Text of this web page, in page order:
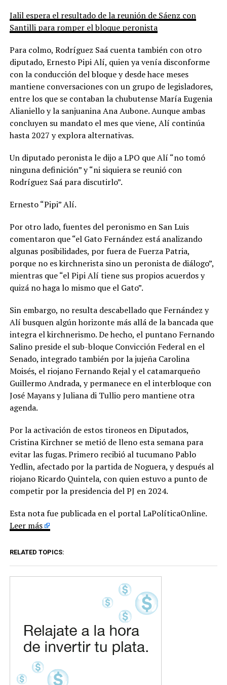
Jalil espera el resultado de la reunión de Sáenz con
Santilli para romper el bloque peronista
Para colmo, Rodríguez Saá cuenta también con otro
diputado, Ernesto Pipi Alí, quien ya venía disconforme
con la conducción del bloque y desde hace meses
mantiene conversaciones con un grupo de legisladores,
entre los que se contaban la chubutense María Eugenia
Alianiello y la sanjuanina Ana Aubone. Aunque ambas
concluyen su mandato el mes que viene, Alí continúa
hasta 2027 y explora alternativas.
Un diputado peronista le dijo a LPO que Alí “no tomó
ninguna definición” y “ni siquiera se reunió con
Rodríguez Saá para discutirlo”.
Ernesto “Pipi” Alí.
Por otro lado, fuentes del peronismo en San Luis
comentaron que “el Gato Fernández está analizando
algunas posibilidades, por fuera de Fuerza Patria,
porque no es kirchnerista sino un peronista de diálogo”,
mientras que “el Pipi Alí tiene sus propios acuerdos y
quizá no haga lo mismo que el Gato”.
Sin embargo, no resulta descabellado que Fernández y
Alí busquen algún horizonte más allá de la bancada que
integra el kirchnerismo. De hecho, el puntano Fernando
Salino preside el sub-bloque Convicción Federal en el
Senado, integrado también por la jujeña Carolina
Moisés, el riojano Fernando Rejal y el catamarqueño
Guillermo Andrada, y permanece en el interbloque con
José Mayans y Juliana di Tullio pero mantiene otra
agenda.
Por la activación de estos tironeos en Diputados,
Cristina Kirchner se metió de lleno esta semana para
evitar las fugas. Primero recibió al tucumano Pablo
Yedlin, afectado por la partida de Noguera, y después al
riojano Ricardo Quintela, con quien estuvo a punto de
competir por la presidencia del PJ en 2024.
Esta nota fue publicada en el portal LaPolíticaOnline.
Leer más
RELATED TOPICS: